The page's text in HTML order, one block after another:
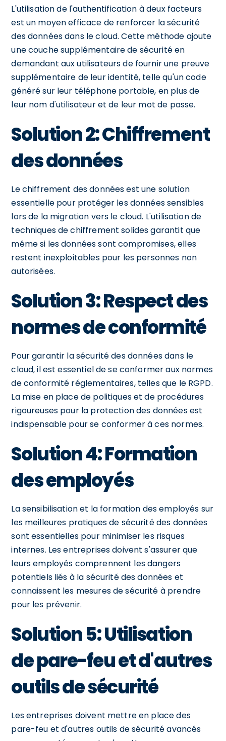
L'utilisation de l'authentification à deux facteurs
est un moyen efficace de renforcer la sécurité
des données dans le cloud. Cette méthode ajoute
une couche supplémentaire de sécurité en
demandant aux utilisateurs de fournir une preuve
supplémentaire de leur identité, telle qu'un code
généré sur leur téléphone portable, en plus de
leur nom d'utilisateur et de leur mot de passe.
Solution 2: Chiffrement
des données
Le chiffrement des données est une solution
essentielle pour protéger les données sensibles
lors de la migration vers le cloud. L'utilisation de
techniques de chiffrement solides garantit que
même si les données sont compromises, elles
restent inexploitables pour les personnes non
autorisées.
Solution 3: Respect des
normes de conformité
Pour garantir la sécurité des données dans le
cloud, il est essentiel de se conformer aux normes
de conformité réglementaires, telles que le RGPD.
La mise en place de politiques et de procédures
rigoureuses pour la protection des données est
indispensable pour se conformer à ces normes.
Solution 4: Formation
des employés
La sensibilisation et la formation des employés sur
les meilleures pratiques de sécurité des données
sont essentielles pour minimiser les risques
internes. Les entreprises doivent s'assurer que
leurs employés comprennent les dangers
potentiels liés à la sécurité des données et
connaissent les mesures de sécurité à prendre
pour les prévenir.
Solution 5: Utilisation
de pare-feu et d'autres
outils de sécurité
Les entreprises doivent mettre en place des
pare-feu et d'autres outils de sécurité avancés